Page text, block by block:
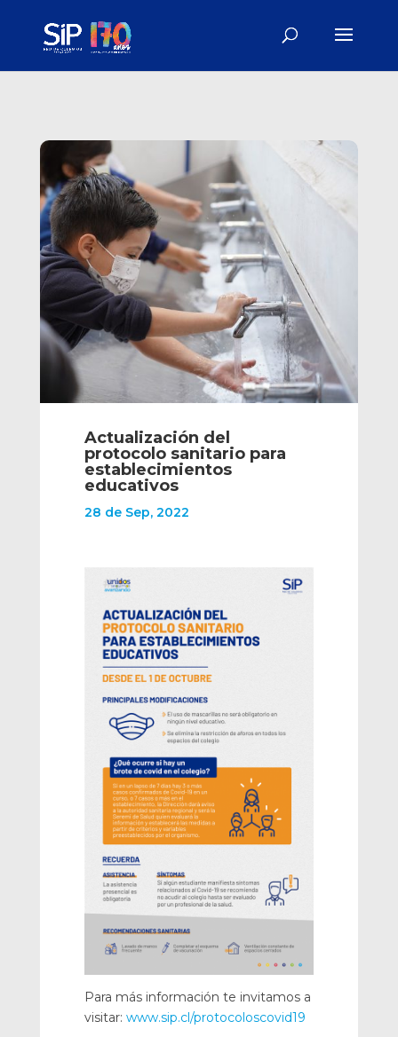
Actualización del
protocolo sanitario para
establecimientos
educativos
28 de Sep, 2022
Para más información te invitamos a
visitar: www.sip.cl/protocoloscovid19